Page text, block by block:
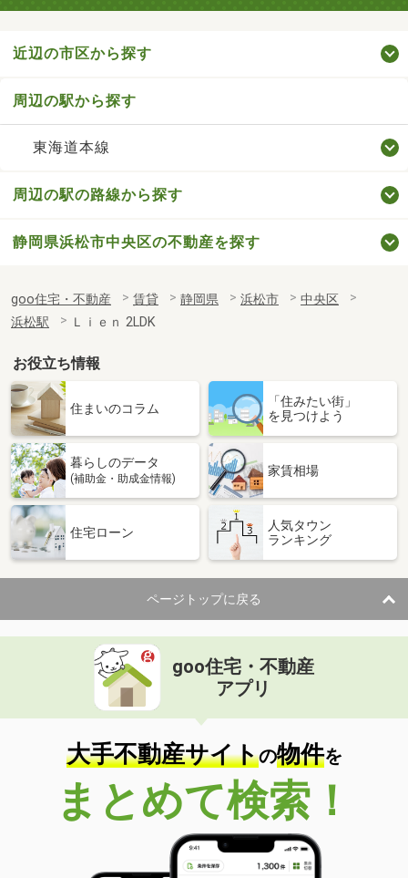
近辺の市区から探す
周辺の駅から探す
東海道本線
周辺の駅の路線から探す
静岡県浜松市中央区の不動産を探す
goo住宅・不動産 賃貸 静岡県 浜松市
中央区
浜松駅
Ｌｉｅｎ 2LDK
お役立ち情報
住まいのコラム
「住みたい街」
を見つけよう
暮らしのデータ
(補助金・助成金情報)
家賃相場
住宅ローン
人気タウン
ランキング
ページトップに戻る
goo住宅・不動産
アプリ
大手不動産サイトの物件を
まとめて検索！